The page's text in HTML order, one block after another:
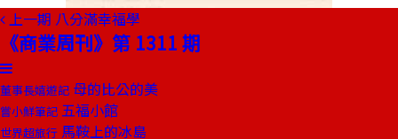
上一期 八分滿幸福學
《商業周刊》第 1311 期
董事長嬉遊記 母的比公的美
嘗小鮮筆記 五福小館
世界超旅行 馬鞍上的冰島